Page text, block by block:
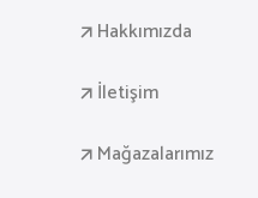
Hakkımızda
İletişim
Mağazalarımız